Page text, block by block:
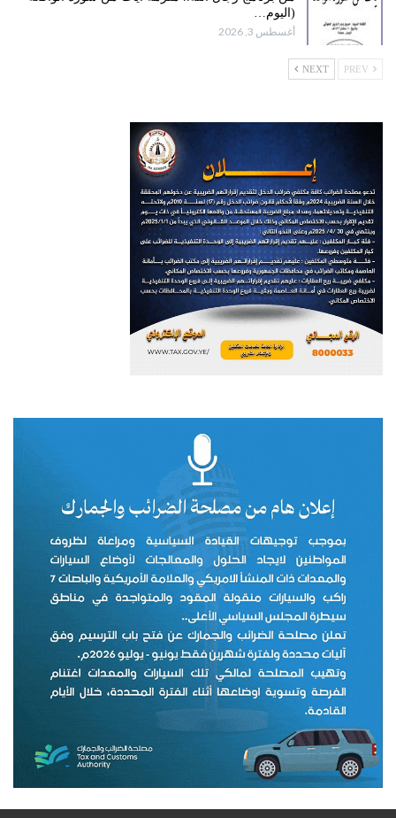
(اليوم…
أغسطس 3, 2026
NEXT